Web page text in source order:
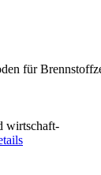
für
wirtschaft-